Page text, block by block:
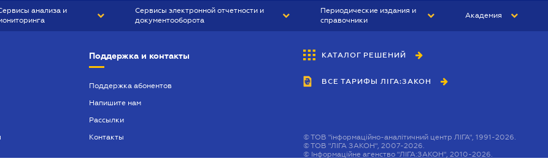
анализа и
Сервисы электронной отчетности и
документооборота
Периодические издания и
справочники
БУХГАЛТЕР&ЗАКОН
ВЕСТНИК МСФО
Академия
Поддержка и контакты
Поддержка абонентов
Напишите нам
Рассылки
Контакты
КАТАЛОГ РЕШЕНИЙ
ВСЕ ТАРИФЫ ЛІГА:ЗАКОН
©ТОВ "інформаційно-аналітичний центр ЛІГА", 1991-2026.
©ТОВ "ЛІГА ЗАКОН", 2007-2026.
© Інформаційне агенство "ЛІГА:ЗАКОН", 2010-2026.